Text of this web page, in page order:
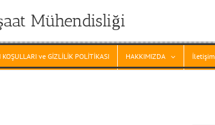
Mühendisliği
ve GİZLİLİK POLİTİKASI HAKKIMIZDA İletişim